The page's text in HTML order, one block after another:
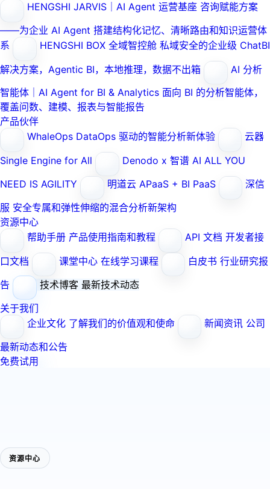
HENGSHI JARVIS｜AI Agent 运营基座 咨询赋能方案
——为企业 AI Agent 搭建结构化记忆、清晰路由和知识运营体
系
HENGSHI BOX 全域智控舱 私域安全的企业级 ChatBI
解决方案，Agentic BI，本地推理，数据不出箱
AI 分析
智能体｜AI Agent for BI & Analytics 面向 BI 的分析智能体，
覆盖问数、建模、报表与智能报告
产品伙伴
WhaleOps DataOps 驱动的智能分析新体验
云器
Single Engine for All
Denodo x 智谱 AI ALL YOU
NEED IS AGILITY
明道云 APaaS + BI PaaS
深信
服 安全专属和弹性伸缩的混合分析新架构
资源中心
帮助手册 产品使用指南和教程 API 文档 开发者接
口文档
课堂中心 在线学习课程 白皮书 行业研究报
告
技术博客 最新技术动态
关于我们
企业文化 了解我们的价值观和使命 新闻资讯 公司
最新动态和公告
免费试用
资源中心